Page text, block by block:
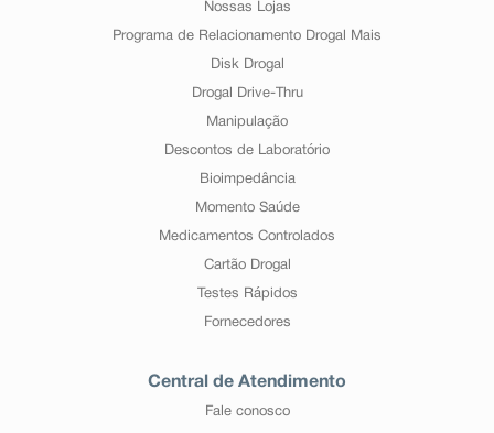
Nossas Lojas
Programa de Relacionamento Drogal Mais
Disk Drogal
Drogal Drive-Thru
Manipulação
Descontos de Laboratório
Bioimpedância
Momento Saúde
Medicamentos Controlados
Cartão Drogal
Testes Rápidos
Fornecedores
Central de Atendimento
Fale conosco